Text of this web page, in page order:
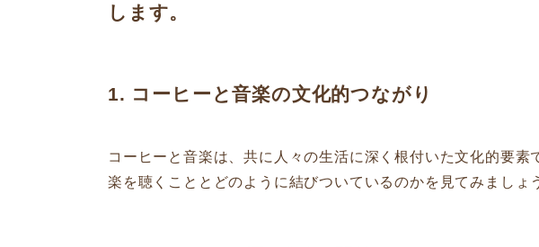
します。
1. コーヒーと音楽の文化的つながり
コーヒーと音楽は、共に人々の生活に深く根付いた文化的要素
楽を聴くこととどのように結びついているのかを見てみましょ